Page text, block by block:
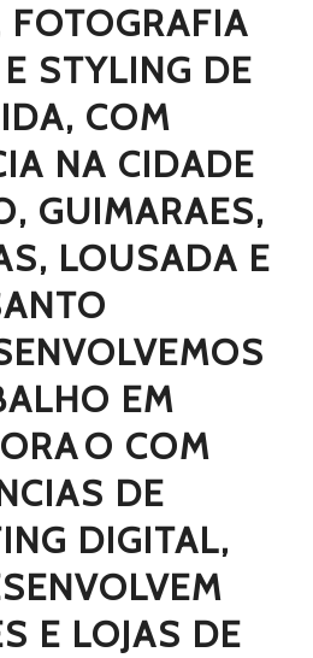
FOTOGRAFIA
STYLING DE
COM
NA CIDADE
GUIMARAES,
LOUSADA E
EM
COM
DE
DIGITAL,
E LOJAS DE